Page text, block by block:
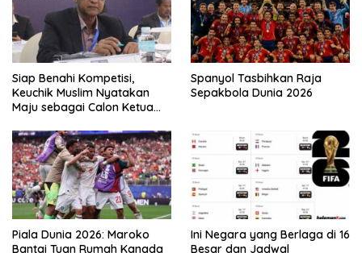
Siap Benahi Kompetisi,
Keuchik Muslim Nyatakan
Maju sebagai Calon Ketua
Spanyol Tasbihkan Raja
Sepakbola Dunia 2026
Piala Dunia 2026: Maroko
Bantai Tuan Rumah Kanada
Ini Negara yang Berlaga di 16
Besar dan Jadwal